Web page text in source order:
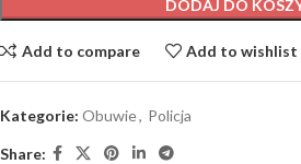
DODAJ DO
Add to compare Add to wishlist
Kategorie: Obuwie, Policja
Share: